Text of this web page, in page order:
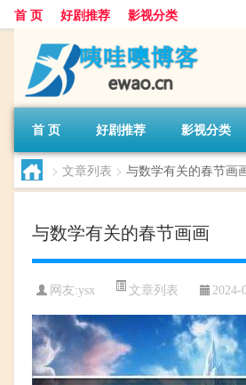
首 页 好剧推荐 影视分类
首 页 好剧推荐 影视分类
> 文章列表 > 与数学有关的春节画
与数学有关的春节画画
网友:ysx 文章列表 2024-